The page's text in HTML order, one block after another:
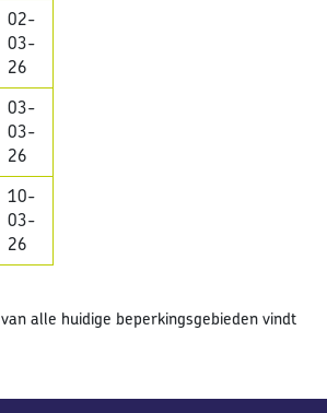
02-
03-
26
03-
03-
26
10-
03-
26
alle huidige beperkingsgebieden vindt